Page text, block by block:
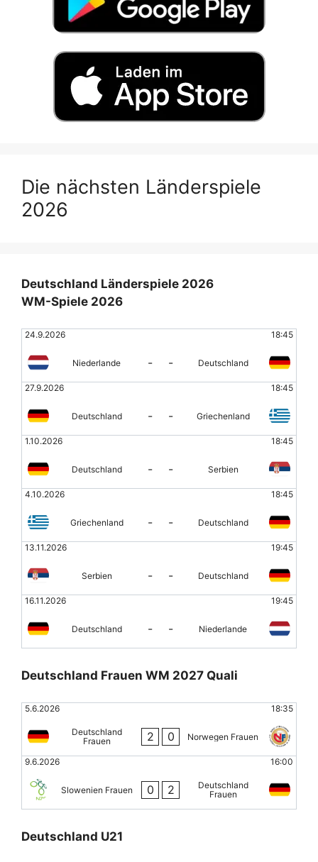
Die nächsten Länderspiele
2026
Deutschland Länderspiele 2026
WM-Spiele 2026
24.9.2026 18:45
Niederlande - - Deutschland
27.9.2026 18:45
Deutschland - - Griechenland
1.10.2026 18:45
Deutschland - - Serbien
4.10.2026 18:45
Griechenland - - Deutschland
13.11.2026 19:45
Serbien - - Deutschland
16.11.2026 19:45
Deutschland - - Niederlande
Deutschland Frauen WM 2027 Quali
5.6.2026 18:35
Deutschland
Frauen
2 0 Norwegen Frauen
9.6.2026 16:00
Slowenien Frauen 0 2
Deutschland
Frauen
Deutschland U21